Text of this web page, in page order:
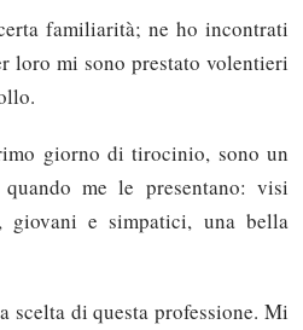
familiarità; ne ho incontrati
loro mi sono prestato volentieri
giorno di tirocinio, sono un
me le presentano: visi
giovani e simpatici, una bella
di questa professione. Mi